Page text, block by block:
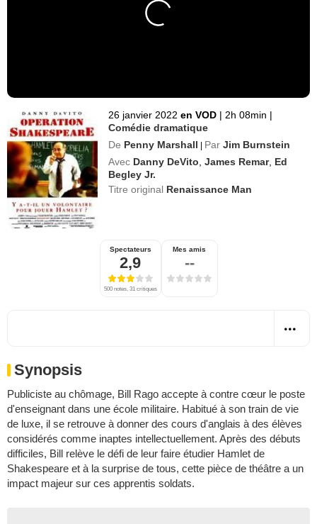
26 janvier 2022 en VOD | 2h 08min |
Comédie dramatique
De Penny Marshall | Par Jim Burnstein
Avec Danny DeVito ,James Remar, Ed
Begley Jr.
Titre original Renaissance Man
Spectateurs
2,9
500 notes, 31 critiques
Mes amis
--
Synopsis
Publiciste au chômage, Bill Rago accepte à contre cœur le poste
d'enseignant dans une école militaire. Habitué à son train de vie
de luxe, il se retrouve à donner des cours d'anglais à des élèves
considérés comme inaptes intellectuellement. Après des débuts
difficiles, Bill relève le défi de leur faire étudier Hamlet de
Shakespeare et à la surprise de tous, cette pièce de théâtre a un
impact majeur sur ces apprentis soldats.